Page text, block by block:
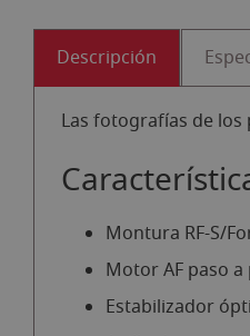
Descripción
Las fotografías de los
Montura RF-S/
Motor AF paso a
Estabilizador